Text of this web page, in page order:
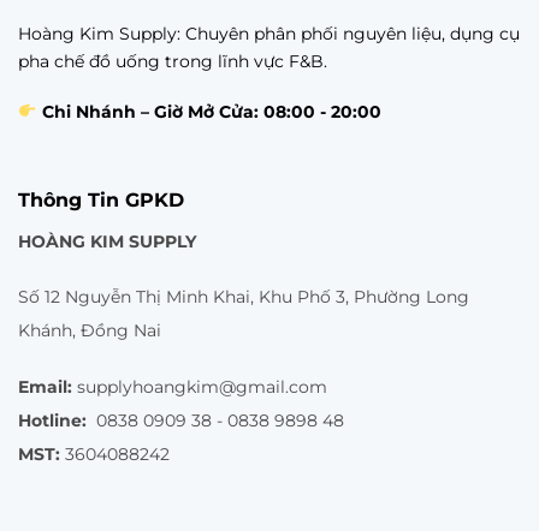
Hoàng Kim Supply: Chuyên phân phối nguyên liệu, dụng cụ
pha chế đồ uống trong lĩnh vực F&B.
Chi Nhánh – Giờ Mở Cửa: 08:00 - 20:00
Thông Tin GPKD
HOÀNG KIM SUPPLY
Số 12 Nguyễn Thị Minh Khai, Khu Phố 3, Phường Long
Khánh, Đồng Nai
Email: supplyhoangkim@gmail.com
Hotline: 0838 0909 38 - 0838 9898 48
MST: 3604088242